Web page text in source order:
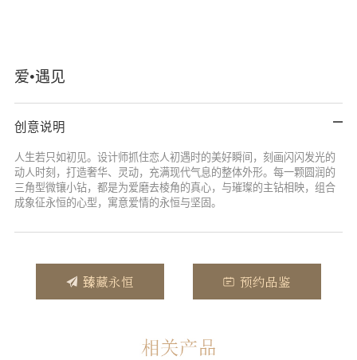
爱•遇见
创意说明
人生若只如初见。设计师抓住恋人初遇时的美好瞬间，刻画闪闪发光的
动人时刻，打造奢华、灵动，充满现代气息的整体外形。每一颗圆润的
三角型微镶小钻，都是为爱磨去棱角的真心，与璀璨的主钻相映，组合
成象征永恒的心型，寓意爱情的永恒与坚固。
臻藏永恒 预约品鉴